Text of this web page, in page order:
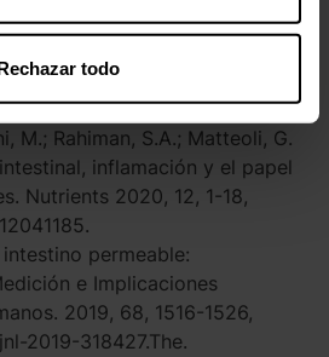
todo
M.; Rahiman, S.A.; Matteoli, G.
inflamación y el papel
Nutrients 2020, 12, 1-18,
permeable:
e Implicaciones
2019, 68, 1516-1526,
2019-318427.The.